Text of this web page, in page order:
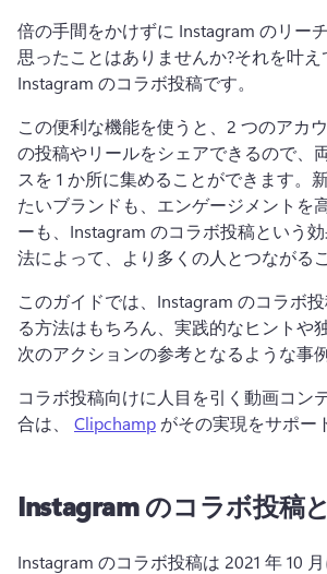
倍の手間をかけずに Instagram のリー
思ったことはありませんか?それを叶
Instagram のコラボ投稿です。
この便利な機能を使うと、2 つのアカ
の投稿やリールをシェアできるので、
スを 1 か所に集めることができます。
たいブランドも、エンゲージメントを
ーも、Instagram のコラボ投稿という
法によって、より多くの人とつながる
このガイドでは、Instagram のコラボ
る方法はもちろん、実践的なヒントや
次のアクションの参考となるような事
コラボ投稿向けに人目を引く動画コン
合は、 Clipchamp がその実現をサポー
Instagram のコラボ投稿
Instagram のコラボ投稿は 2021 年 10